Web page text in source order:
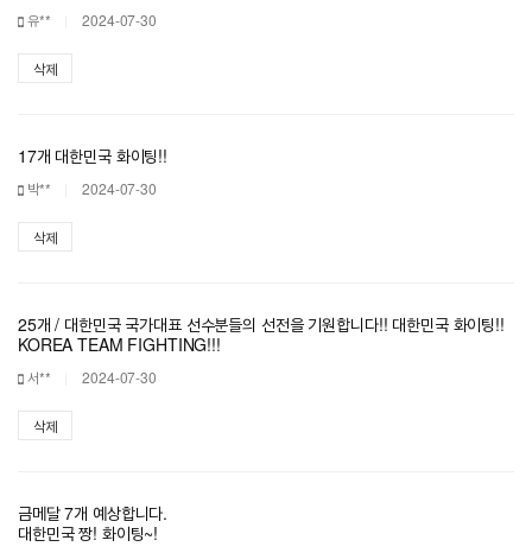
유** 2024-07-30
삭제
17개 대한민국 화이팅!!
박** 2024-07-30
삭제
25개 / 대한민국 국가대표 선수분들의 선전을 기원합니다!! 대한민국 화이팅!!
KOREA TEAM FIGHTING!!!
서** 2024-07-30
삭제
금메달 7개 예상합니다.
대한민국 짱! 화이팅~!